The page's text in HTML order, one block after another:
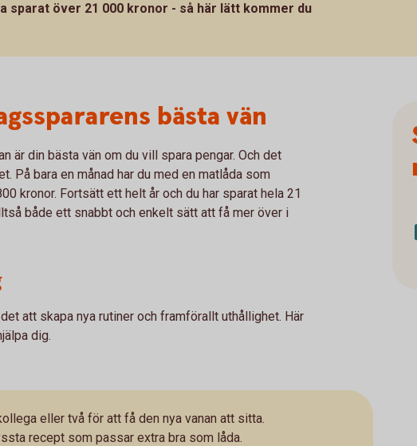
sparat över 21 000 kronor - så här lätt kommer du
bästa vän
är din bästa vän om du vill spara pengar. Och det
På bara en månad har du med en matlåda som
kronor. Fortsätt ett helt år och du har sparat hela 21
både ett snabbt och enkelt sätt att få mer över i
att skapa nya rutiner och framförallt uthållighet. Här
dig.
eller två för att få den nya vanan att sitta.
recept som passar extra bra som låda.